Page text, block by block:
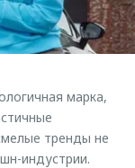
марка,
тренды не
индустрии.